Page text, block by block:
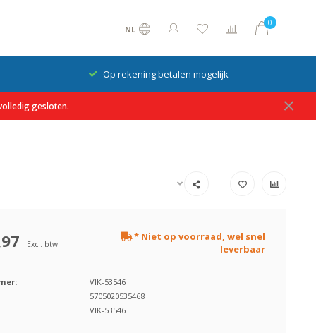
NL
0
Op rekening betalen mogelijk
gesloten.
Excl. btw
* Niet op voorraad, wel snel
leverbaar
VIK-53546
5705020535468
VIK-53546